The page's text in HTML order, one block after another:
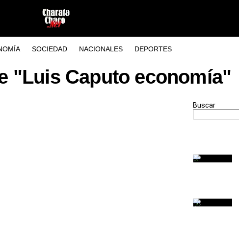
SOCIEDAD NACIONALES DEPORTES
"Luis Caputo economía"
Buscar